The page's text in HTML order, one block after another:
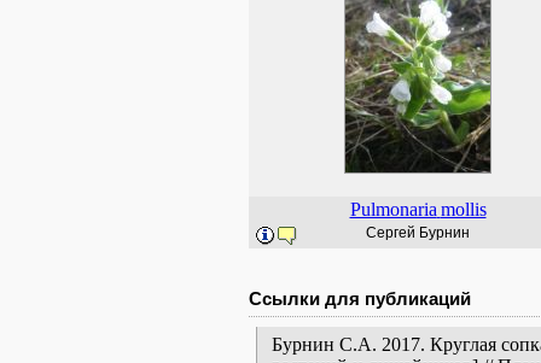
Pulmonaria mollis
Сергей Бурнин
Ссылки для публикаций
Бурнин С.А. 2017. Круглая